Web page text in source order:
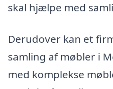
skal hjælpe med
Derudover kan et
samling af møbler i
med komplekse